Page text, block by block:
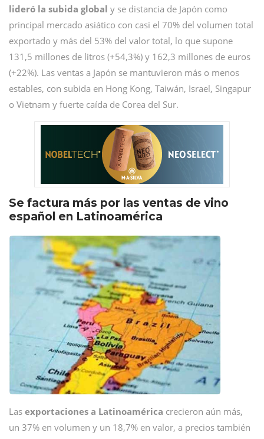
lideró la subida global y se distancia de Japón como
principal mercado asiático con casi el 70% del volumen total
exportado y más del 53% del valor total, lo que supone
131,5 millones de litros (+54,3%) y 162,3 millones de euros
(+22%). Las ventas a Japón se mantuvieron más o menos
estables, con subida en Hong Kong, Taiwán, Israel, Singapur
o Vietnam y fuerte caída de Corea del Sur.
Se factura más por las ventas de vino
español en Latinoamérica
Las exportaciones a Latinoamérica crecieron aún más,
un 37% en volumen y un 18,7% en valor, a precios también